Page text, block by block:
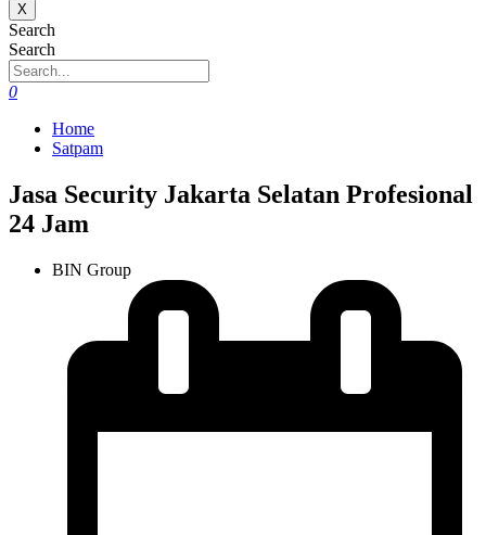
X
Search
Search
0
Home
Satpam
Jasa Security Jakarta Selatan Profesional
24 Jam
BIN Group